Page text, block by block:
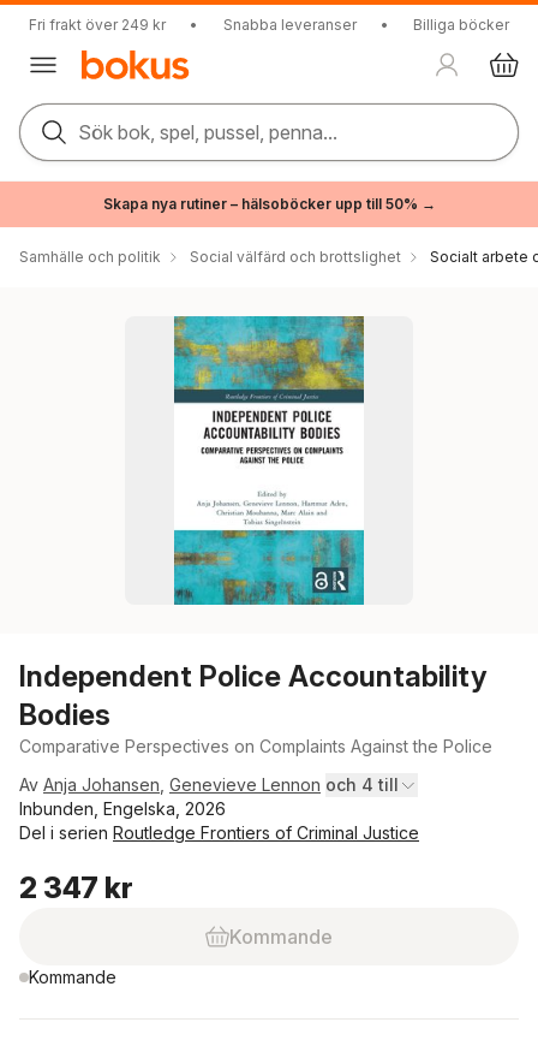
Fri frakt över 249 kr • Snabba leveranser • Billiga böcker
Sök bok, spel, pussel, penna...
Skapa nya rutiner – hälsoböcker upp till 50% →
Samhälle och politik Social välfärd och brottslighet Socialt arbete
Independent Police Accountability
Bodies
Comparative Perspectives on Complaints Against the Police
Av Anja Johansen Genevieve Lennon och 4 till
Inbunden, Engelska, 2026
Del i serien Routledge Frontiers of Criminal Justice
2 347 kr
Kommande
Kommande